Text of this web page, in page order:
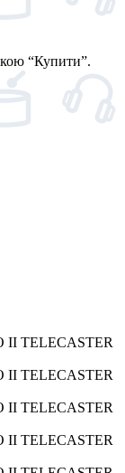
“Купити”.